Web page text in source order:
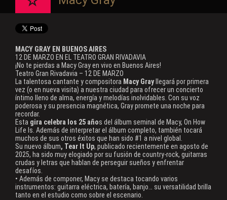
MACY GRAY EN BUENOS AIRES
12 DE MARZO EN EL TEATRO GRAN RIVADAVIA
¡No te pierdas a Macy Gray en vivo en Buenos Aires!
Teatro Gran Rivadavia – 12 DE MARZO
La talentosa cantante y compositora Macy Gray llegará por primera
vez (o en nueva visita) a nuestra ciudad para ofrecer un concierto
íntimo lleno de alma, energía y melodías inolvidables. Con su voz
poderosa y su presencia magnética, Gray promete una noche para
recordar.
Esta gira celebra los 25 años del álbum seminal de Macy, On How
Life Is. Además de interpretar el álbum completo, también tocará
muchos de sus otros éxitos que han sido #1 a nivel global.
Su nuevo álbum, Tear It Up, publicado recientemente en agosto de
2025, ha sido muy elogiado por su fusión de country-rock, guitarras
crudas y letras que hablan de perseguir sueños y enfrentar
desafíos.
• Además de componer, Macy se destaca tocando varios
instrumentos: guitarra eléctrica, batería, banjo… su versatilidad brilla
tanto en el estudio como sobre el escenario.